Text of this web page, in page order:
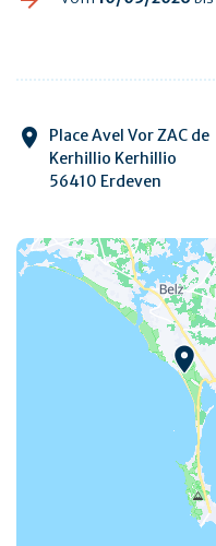
Place Avel Vor ZAC de
Kerhillio Kerhillio
56410 Erdeven